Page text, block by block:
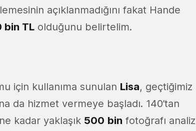
açıklanmadığını fakat Hande
bin TL olduğunu belirtelim.
için kullanıma sunulan Lisa, geçtiğimiz
da hizmet vermeye başladı. 140’tan
kadar yaklaşık 500 bin fotoğrafı analiz